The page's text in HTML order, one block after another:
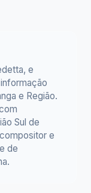
e
e Região.
Sul de
e
de